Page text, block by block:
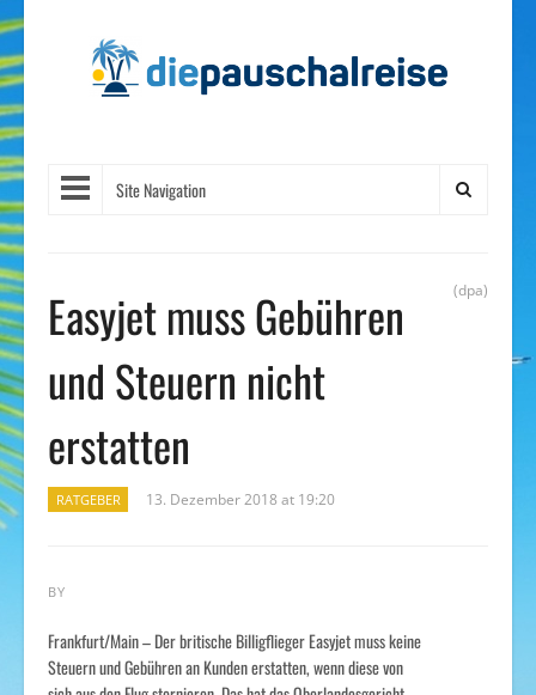
Site Navigation
Easyjet muss Gebühren
und Steuern nicht
erstatten
(dpa)
RATGEBER 13. Dezember 2018 at 19:20
BY
Frankfurt/Main – Der britische Billigflieger Easyjet muss keine
Steuern und Gebühren an Kunden erstatten, wenn diese von